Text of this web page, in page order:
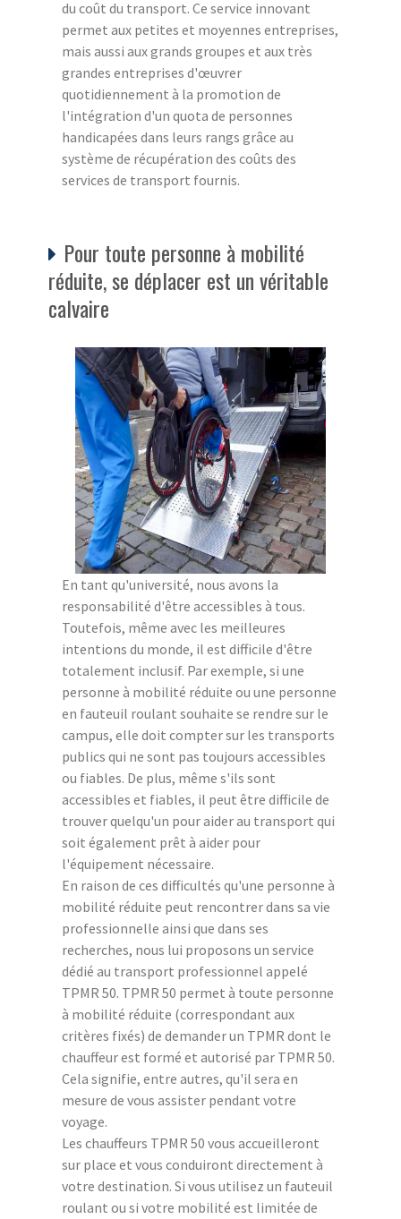
du coût du transport. Ce service innovant
permet aux petites et moyennes entreprises,
mais aussi aux grands groupes et aux très
grandes entreprises d'œuvrer
quotidiennement à la promotion de
l'intégration d'un quota de personnes
handicapées dans leurs rangs grâce au
système de récupération des coûts des
services de transport fournis.
Pour toute personne à mobilité
réduite, se déplacer est un véritable
calvaire
En tant qu'université, nous avons la
responsabilité d'être accessibles à tous.
Toutefois, même avec les meilleures
intentions du monde, il est difficile d'être
totalement inclusif. Par exemple, si une
personne à mobilité réduite ou une personne
en fauteuil roulant souhaite se rendre sur le
campus, elle doit compter sur les transports
publics qui ne sont pas toujours accessibles
ou fiables. De plus, même s'ils sont
accessibles et fiables, il peut être difficile de
trouver quelqu'un pour aider au transport qui
soit également prêt à aider pour
l'équipement nécessaire.
En raison de ces difficultés qu'une personne à
mobilité réduite peut rencontrer dans sa vie
professionnelle ainsi que dans ses
recherches, nous lui proposons un service
dédié au transport professionnel appelé
TPMR 50. TPMR 50 permet à toute personne
à mobilité réduite (correspondant aux
critères fixés) de demander un TPMR dont le
chauffeur est formé et autorisé par TPMR 50.
Cela signifie, entre autres, qu'il sera en
mesure de vous assister pendant votre
voyage.
Les chauffeurs TPMR 50 vous accueilleront
sur place et vous conduiront directement à
votre destination. Si vous utilisez un fauteuil
roulant ou si votre mobilité est limitée de